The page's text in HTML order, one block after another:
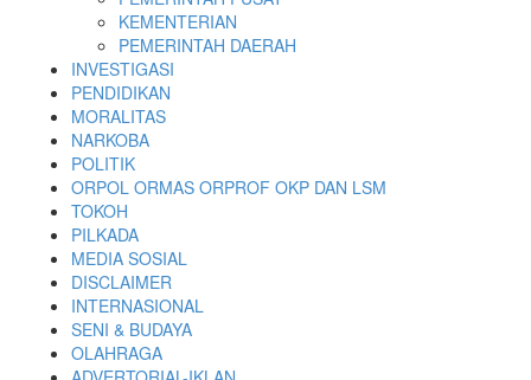
KEMENTERIAN
PEMERINTAH DAERAH
INVESTIGASI
PENDIDIKAN
MORALITAS
NARKOBA
POLITIK
ORPOL ORMAS ORPROF OKP DAN LSM
TOKOH
PILKADA
MEDIA SOSIAL
DISCLAIMER
INTERNASIONAL
SENI & BUDAYA
OLAHRAGA